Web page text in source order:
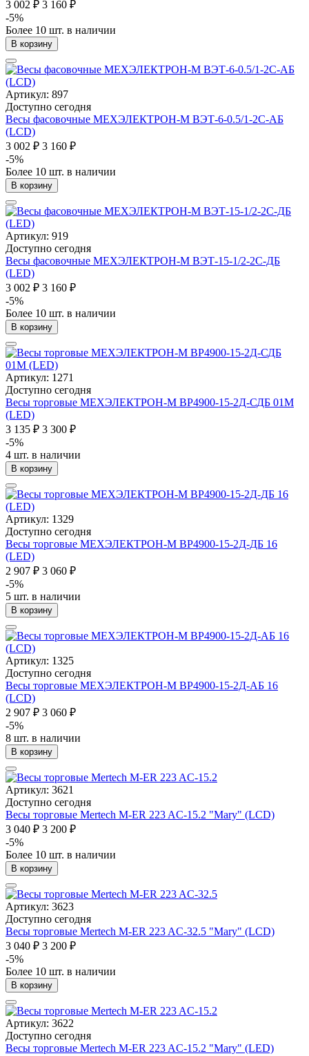
3 002 ₽ 3 160 ₽
-5%
Более 10 шт. в наличии
В корзину
Артикул: 897
Доступно сегодня
Весы фасовочные МЕХЭЛЕКТРОН-М ВЭТ-6-0.5/1-2С-АБ
(LCD)
3 002 ₽ 3 160 ₽
-5%
Более 10 шт. в наличии
В корзину
Артикул: 919
Доступно сегодня
Весы фасовочные МЕХЭЛЕКТРОН-М ВЭТ-15-1/2-2С-ДБ
(LED)
3 002 ₽ 3 160 ₽
-5%
Более 10 шт. в наличии
В корзину
Артикул: 1271
Доступно сегодня
Весы торговые МЕХЭЛЕКТРОН-М ВР4900-15-2Д-СДБ 01М
(LED)
3 135 ₽ 3 300 ₽
-5%
4 шт. в наличии
В корзину
Артикул: 1329
Доступно сегодня
Весы торговые МЕХЭЛЕКТРОН-М ВР4900-15-2Д-ДБ 16
(LED)
2 907 ₽ 3 060 ₽
-5%
5 шт. в наличии
В корзину
Артикул: 1325
Доступно сегодня
Весы торговые МЕХЭЛЕКТРОН-М ВР4900-15-2Д-АБ 16
(LCD)
2 907 ₽ 3 060 ₽
-5%
8 шт. в наличии
В корзину
Артикул: 3621
Доступно сегодня
Весы торговые Mertech M-ER 223 AC-15.2 "Mary" (LCD)
3 040 ₽ 3 200 ₽
-5%
Более 10 шт. в наличии
В корзину
Артикул: 3623
Доступно сегодня
Весы торговые Mertech M-ER 223 AC-32.5 "Mary" (LCD)
3 040 ₽ 3 200 ₽
-5%
Более 10 шт. в наличии
В корзину
Артикул: 3622
Доступно сегодня
Весы торговые Mertech M-ER 223 AC-15.2 "Mary" (LED)